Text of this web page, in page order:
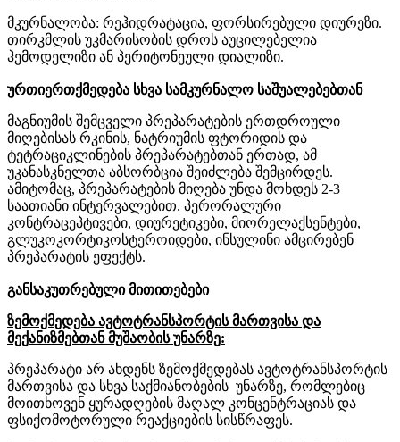
მკურნალობა: რეჰიდრატაცია, ფორსირებული დიურეზი.
თირკმლის უკმარისობის დროს აუცილებელია
ჰემოდელიზი ან პერიტონეული დიალიზი.
ურთიერთქმედება სხვა სამკურნალო საშუალებებთან
მაგნიუმის შემცველი პრეპარატების ერთდროული
მიღებისას რკინის, ნატრიუმის ფტორიდის და
ტეტრაციკლინების პრეპარატებთან ერთად, ამ
უკანასკნელთა აბსორბცია შეიძლება შემცირდეს.
ამიტომაც, პრეპარატების მიღება უნდა მოხდეს 2-3
საათიანი ინტერვალებით. პერორალური
კონტრაცეპტივები, დიურეტიკები, მიორელაქსენტები,
გლუკოკორტიკოსტეროიდები, ინსულინი ამცირებენ
პრეპარატის ეფექტს.
განსაკუთრებული მითითებები
ზემოქმედება ავტოტრანსპორტის მართვისა და
მექანიზმებთან მუშაობის უნარზე:
პრეპარატი არ ახდენს ზემოქმედებას ავტოტრანსპორტის
მართვისა და სხვა საქმიანობების უნარზე, რომლებიც
მოითხოვენ ყურადღების მაღალ კონცენტრაციას და
ფსიქომოტორული რეაქციების სისწრაფეს.